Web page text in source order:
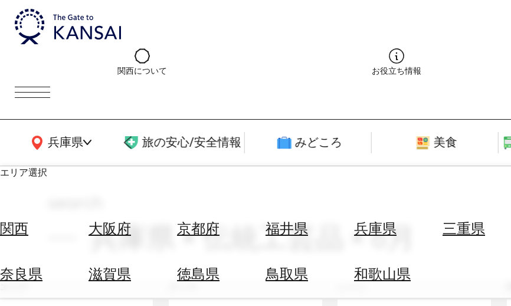
関西について お役立ち情報
兵庫県
関西広域MAP 旅の安心/安全情報 みどころ 美食
エリア選択
関西 大阪府 京都府 福井県 兵庫県 三重県
奈良県 滋賀県 徳島県 鳥取県 和歌山県
ホ
兵庫県 × 伝統工芸品 × 6月